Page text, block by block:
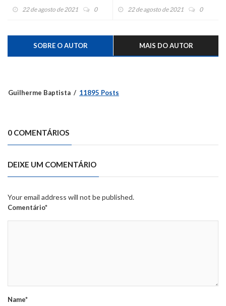
22 de agosto de 2021 0 22 de agosto de 2021 0
SOBRE O AUTOR MAIS DO AUTOR
Guilherme Baptista 11895 Posts
0 COMENTÁRIOS
DEIXE UM COMENTÁRIO
Your email address will not be published.
Comentário*
Name*